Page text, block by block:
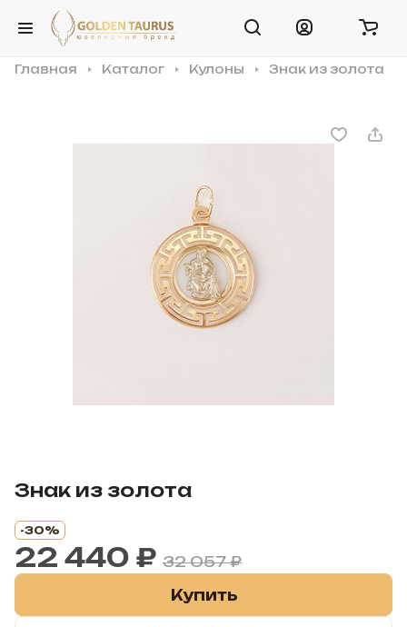
Главная Каталог Кулоны Знак из золота
Знак из золота
-30%
22 440 ₽ 32 057 ₽
Купить